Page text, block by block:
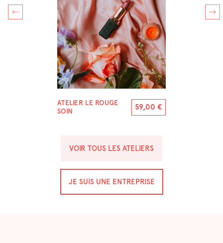
ATELIER LE ROUGE
SOIN
59,00 €
VOIR TOUS LES ATELIERS
JE SUIS UNE ENTREPRISE